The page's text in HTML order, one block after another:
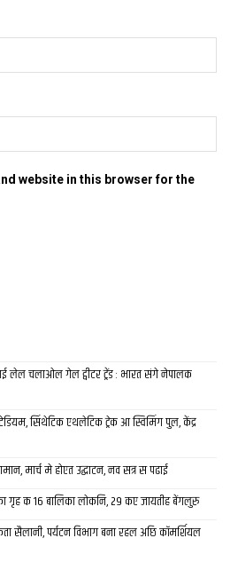
website in this browser for the
लेल चलाओल गेल ट्वीटर ट्रेंड : भारत संगे नेपालक
सिंथेटिक एथलेटिक ट्रेक आ स्विमिंग पुल, केंद्र
मार्च मे होएत उद्घाटन, नव सत्र स पढाई
गृह क 16 बालिका लोकनि, 29 कए जायतीह बेंगलुरु
सैलानी, पर्यटन विभाग बना रहल अछि कॉमर्शियल